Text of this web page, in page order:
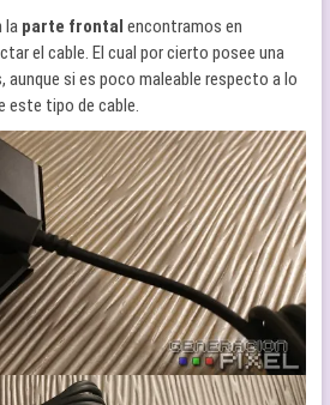
la parte frontal encontramos en
el cable. El cual por cierto posee una
aunque si es poco maleable respecto a lo
este tipo de cable.